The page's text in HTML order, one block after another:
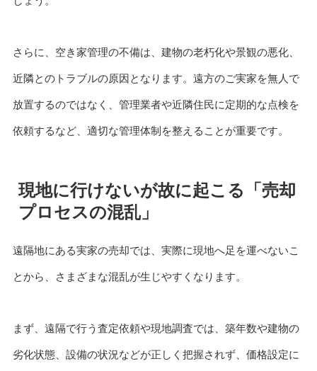
さらに、空き家管理の不備は、建物の老朽化や景観の悪化、
近隣とのトラブルの原因となります。遠方のご実家を無人で
放置するのではなく、管理業者や近隣住民に定期的な点検を
依頼するなど、適切な管理体制を整えることが重要です。
現地に行けないが故に起こる「売却
プロセスの混乱」
遠隔地にある実家の売却では、実際に現地へ足を運べないこ
とから、さまざまな混乱が生じやすくなります。
まず、遠隔で行う査定依頼や現地調査では、築年数や建物の
劣化状態、設備の状況などが正しく把握されず、価格設定に